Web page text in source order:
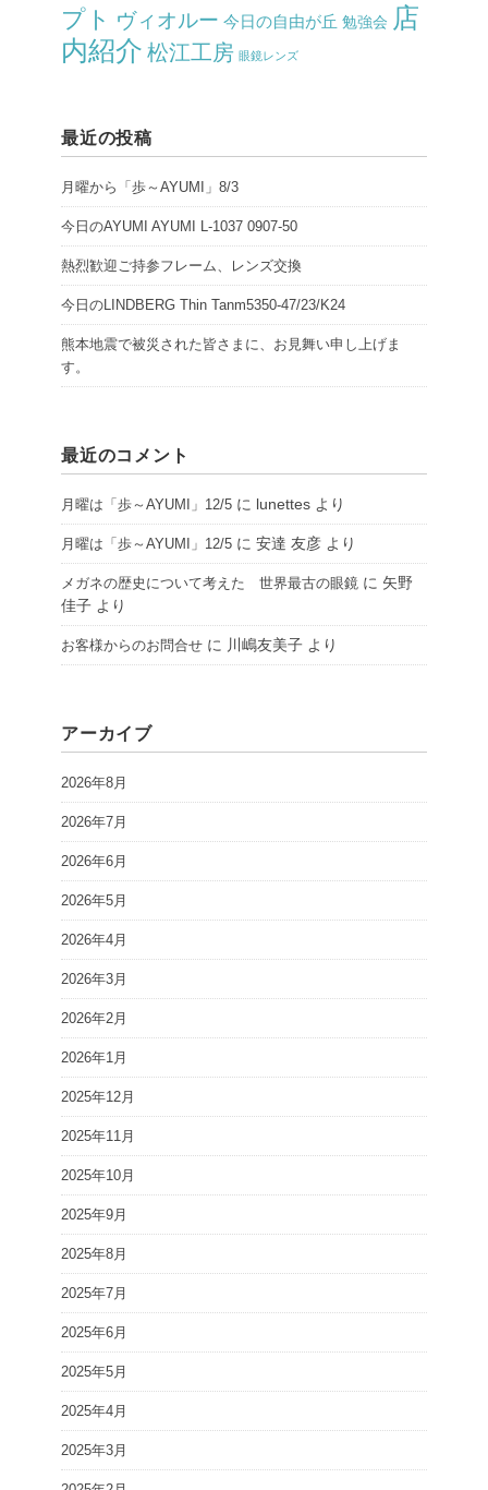
プト ヴィオルー 今日の自由が丘 勉強会 店
内紹介 松江工房 眼鏡レンズ
最近の投稿
月曜から「歩～AYUMI」8/3
今日のAYUMI AYUMI L-1037 0907-50
熱烈歓迎ご持参フレーム、レンズ交換
今日のLINDBERG Thin Tanm5350-47/23/K24
熊本地震で被災された皆さまに、お見舞い申し上げま
す。
最近のコメント
月曜は「歩～AYUMI」12/5 に lunettes より
月曜は「歩～AYUMI」12/5 に 安達 友彦 より
メガネの歴史について考えた 世界最古の眼鏡 に 矢野
佳子 より
お客様からのお問合せ に 川嶋友美子 より
アーカイブ
2026年8月
2026年7月
2026年6月
2026年5月
2026年4月
2026年3月
2026年2月
2026年1月
2025年12月
2025年11月
2025年10月
2025年9月
2025年8月
2025年7月
2025年6月
2025年5月
2025年4月
2025年3月